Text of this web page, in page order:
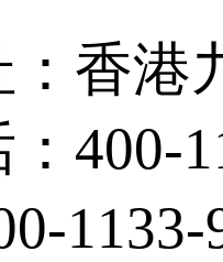
香港
400-
1133-